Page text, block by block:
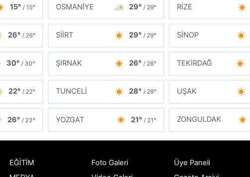
15° / 15° OSMANİYE 29° / 29° RİZE
26° / 26° SİİRT 29° / 29° SİNOP
30° / 30° ŞIRNAK 26° / 26° TEKİRDAĞ
22° / 22° TUNCELİ 28° / 28° UŞAK
26° / 23° YOZGAT 21° / 21° ZONGULDAK
EĞİTİM
Foto Galeri
Üye Paneli